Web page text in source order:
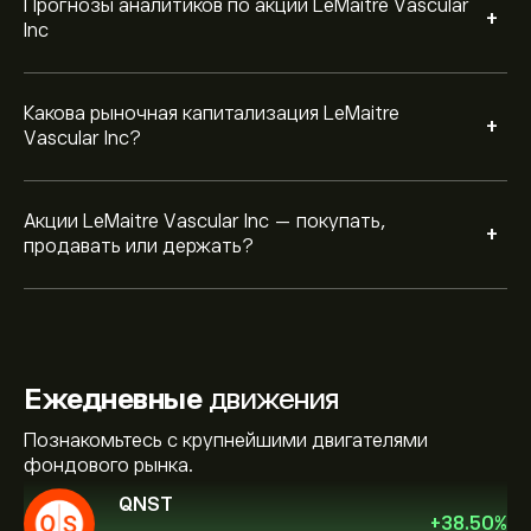
Прогнозы аналитиков по акции LeMaitre Vascular
Inc
+
Какова рыночная капитализация LeMaitre
Vascular Inc?
+
Акции LeMaitre Vascular Inc — покупать,
продавать или держать?
+
Ежедневныедвижения
Познакомьтесь с крупнейшими двигателями
фондового рынка.
QNST
+38.50%